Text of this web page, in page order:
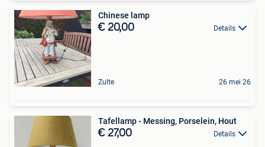
Chinese lamp
€ 20,00 Details
Zulte 26 mei 26
Tafellamp - Messing, Porselein, Hout
€ 27,00 Details